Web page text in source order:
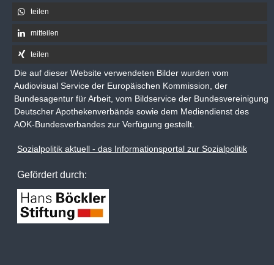
teilen
mitteilen
teilen
Die auf dieser Website verwendeten Bilder wurden vom
Audiovisual Service der Europäischen Kommission, der
Bundesagentur für Arbeit, vom Bildservice der Bundesvereinigung
Deutscher Apothekenverbände sowie dem Mediendienst des
AOK-Bundesverbandes zur Verfügung gestellt.
Sozialpolitik aktuell - das Informationsportal zur Sozialpolitik
Gefördert durch: